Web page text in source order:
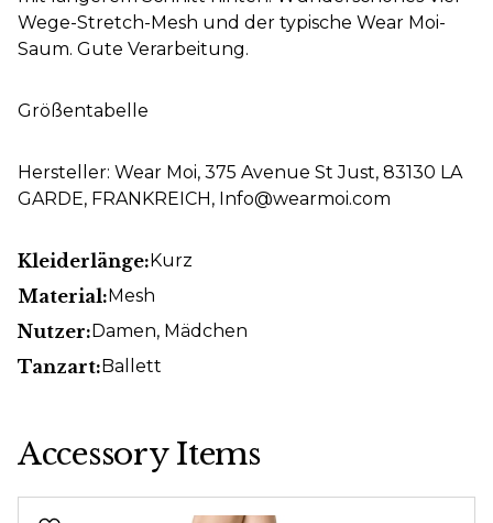
Wege-Stretch-Mesh und der typische Wear Moi-
Saum. Gute Verarbeitung.
Größentabelle
Hersteller: Wear Moi, 375 Avenue St Just, 83130 LA
GARDE, FRANKREICH, Info@wearmoi.com
Kleiderlänge:Kurz
Material:Mesh
Nutzer:Damen, Mädchen
Tanzart:Ballett
Accessory Items